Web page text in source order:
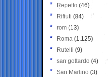
Repetto (46)
Rifiuti (84)
rom (13)
Roma (1.125)
Rutelli (9)
san gottardo (4)
San Martino (3)